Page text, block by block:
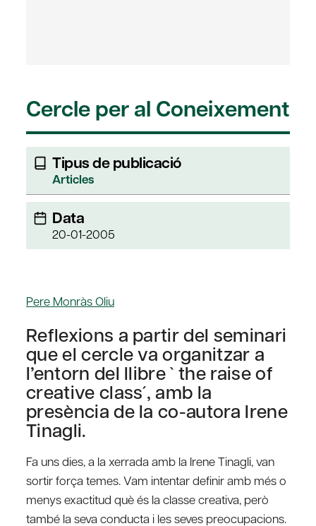
Cercle per al Coneixement
Tipus de publicació
Articles
Data
20-01-2005
Pere Monràs Oliu
Reflexions a partir del seminari
que el cercle va organitzar a
l’entorn del llibre ` the raise of
creative class´, amb la
presència de la co-autora Irene
Tinagli.
Fa uns dies, a la xerrada amb la Irene Tinagli, van
sortir força temes. Vam intentar definir amb més o
menys exactitud què és la classe creativa, però
també la seva conducta i les seves preocupacions.